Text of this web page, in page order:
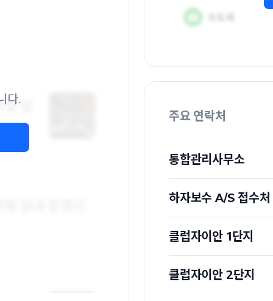
다.
주요 연락처
통합관리사무소
하자보수 A/S 접수처
클럽자이안 1단지
클럽자이안 2단지